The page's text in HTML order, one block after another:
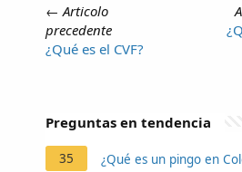
← Articolo
precedente
¿Qué es el CVF?
Preguntas en tendencia
35 ¿Qué es un pingo en